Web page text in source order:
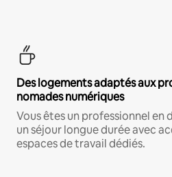
Des logements adaptés aux
nomades numériques
Vous êtes un professionnel en
un séjour longue durée avec
espaces de travail dédiés.